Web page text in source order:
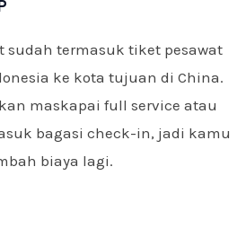
sudah termasuk tiket pesawat
ke kota tujuan di China.
maskapai full service atau
bagasi check-in, jadi kamu
biaya lagi.